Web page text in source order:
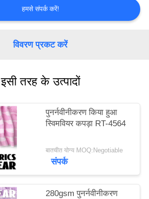
हमसे संपर्क करें!
विवरण प्रकट करें
इसी तरह के उत्पादों
पुनर्नवीनीकरण किया हुआ
स्विमवियर कपड़ा RT-4564
बातचीत योग्य MOQ:Negotiable
संपर्क
280gsm पुनर्नवीनीकरण